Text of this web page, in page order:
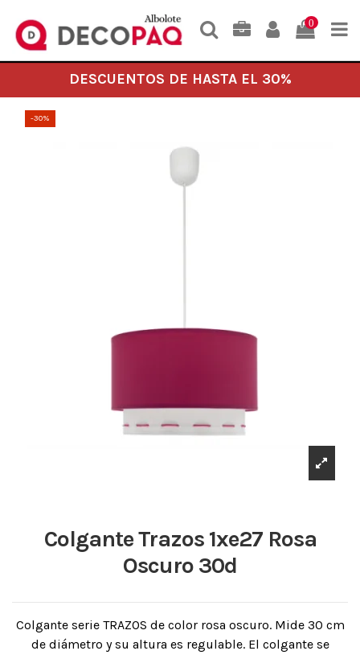
0
DESCUENTOS DE HASTA EL 30%
-30%
Colgante Trazos 1xe27 Rosa
Oscuro 30d
Colgante serie TRAZOS de color rosa oscuro. Mide 30 cm
de diámetro y su altura es regulable. El colgante se